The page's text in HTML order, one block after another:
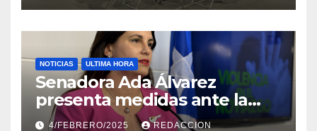
NOTICIAS ULTIMA HORA
Senadora Ada Álvarez
presenta medidas ante la
violencia en el noviazgo
4/FEBRERO/2025 REDACCION